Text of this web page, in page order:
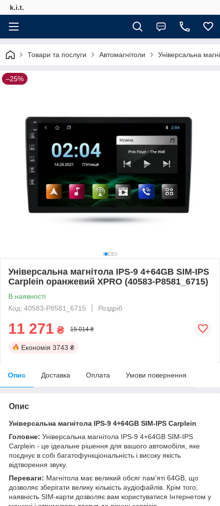
k.i.t.
Товари та послуги Автомагнітоли Універсальна
–25%
Універсальна магнітола IPS-9 4+64GB SIM-IPS
Carplein оранжевий XPRO (40583-P8581_6715)
В наявності
Код: 40583-P8581_6715
Роздріб
11 271 ₴ 15 014 ₴
Економія 3743 ₴
Опис Доставка Оплата Умови повернення
Опис
Універсальна магнітола IPS-9 4+64GB SIM-IPS Carplein
Головне: Універсальна магнітола IPS-9 4+64GB SIM-IPS
Carplein - це ідеальне рішення для вашого автомобіля, яке
поєднує в собі багатофункціональність і високу якість
відтворення звуку.
Переваги: Магнітола має великий обсяг пам'яті 64GB, що
дозволяє зберігати велику кількість аудіофайлів. Крім того,
наявність SIM-карти дозволяє вам користуватися Інтернетом у